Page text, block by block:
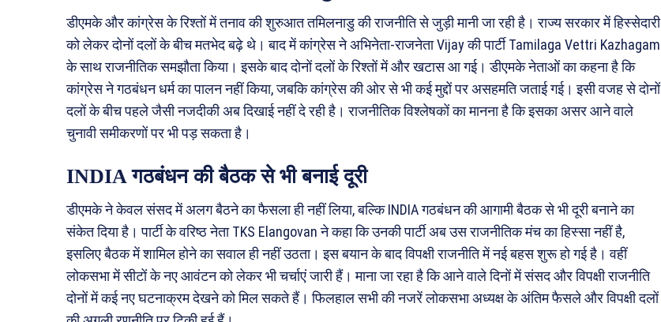
डीएमके और कांग्रेस के रिश्तों में तनाव की शुरुआत तमिलनाडु की राजनीति से जुड़ी मानी जा रही है। राज्य सरकार में हिस्सेदारी
को लेकर दोनों दलों के बीच मतभेद बढ़े थे। बाद में कांग्रेस ने अभिनेता-राजनेता Vijay की पार्टी Tamilaga Vettri Kazhagam
के साथ राजनीतिक समझौता किया। इसके बाद दोनों दलों के रिश्तों में और खटास आ गई। डीएमके नेताओं का कहना है कि
कांग्रेस ने गठबंधन धर्म का पालन नहीं किया, जबकि कांग्रेस की ओर से भी कई मुद्दों पर असहमति जताई गई। इसी वजह से दोनों
दलों के बीच पहले जैसी नजदीकी अब दिखाई नहीं दे रही है। राजनीतिक विश्लेषकों का मानना है कि इसका असर आने वाले
चुनावी समीकरणों पर भी पड़ सकता है।
INDIA गठबंधन की बैठक से भी बनाई दूरी
डीएमके ने केवल संसद में अलग बैठने का फैसला ही नहीं लिया, बल्कि INDIA गठबंधन की आगामी बैठक से भी दूरी बनाने का
संकेत दिया है। पार्टी के वरिष्ठ नेता TKS Elangovan ने कहा कि उनकी पार्टी अब उस राजनीतिक मंच का हिस्सा नहीं है,
इसलिए बैठक में शामिल होने का सवाल ही नहीं उठता। इस बयान के बाद विपक्षी राजनीति में नई बहस शुरू हो गई है। वहीं
लोकसभा में सीटों के नए आवंटन को लेकर भी चर्चाएं जारी हैं। माना जा रहा है कि आने वाले दिनों में संसद और विपक्षी राजनीति
दोनों में कई नए घटनाक्रम देखने को मिल सकते हैं। फिलहाल सभी की नजरें लोकसभा अध्यक्ष के अंतिम फैसले और विपक्षी दलों